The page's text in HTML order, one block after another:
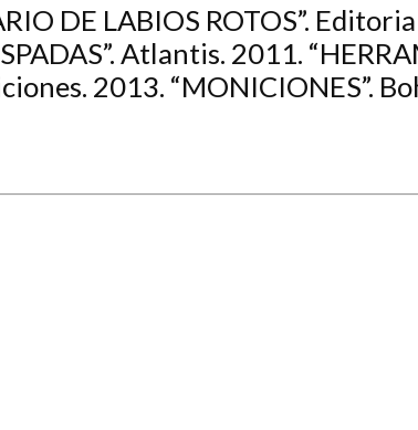
DE LABIOS ROTOS”.
Atlantis. 2011.
2013. “MONICIONES”.